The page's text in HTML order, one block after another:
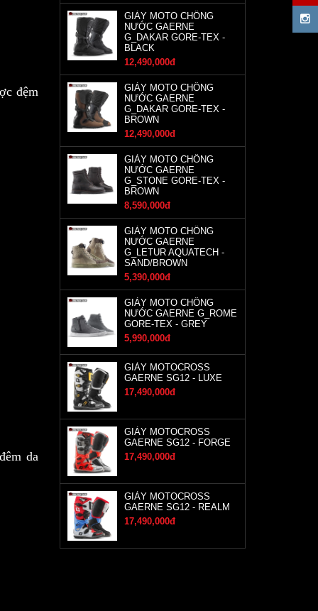
đệm
da
GIÀY MOTO CHỐNG
NƯỚC GAERNE
G_DAKAR GORE-TEX -
BLACK
12,490,000đ
GIÀY MOTO CHỐNG
NƯỚC GAERNE
G_DAKAR GORE-TEX -
BROWN
12,490,000đ
GIÀY MOTO CHỐNG
NƯỚC GAERNE
G_STONE GORE-TEX -
BROWN
8,590,000đ
GIÀY MOTO CHỐNG
NƯỚC GAERNE
G_LETUR AQUATECH -
SAND/BROWN
5,390,000đ
GIÀY MOTO CHỐNG
NƯỚC GAERNE G_ROME
GORE-TEX - GREY
5,990,000đ
GIÀY MOTOCROSS
GAERNE SG12 - LUXE
17,490,000đ
GIÀY MOTOCROSS
GAERNE SG12 - FORGE
17,490,000đ
GIÀY MOTOCROSS
GAERNE SG12 - REALM
17,490,000đ